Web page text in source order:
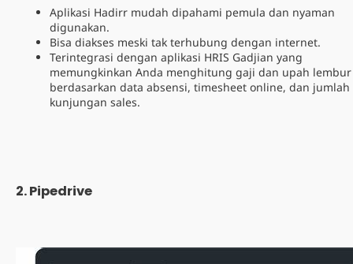
Aplikasi Hadirr mudah dipahami pemula dan nyaman
digunakan.
Bisa diakses meski tak terhubung dengan internet.
Terintegrasi dengan aplikasi HRIS Gadjian yang
memungkinkan Anda menghitung gaji dan upah lembur
berdasarkan data absensi, timesheet online, dan jumlah
kunjungan sales.
2. Pipedrive